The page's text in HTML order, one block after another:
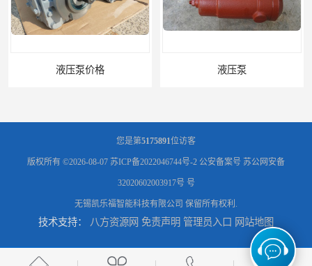
液压泵价格 液压泵
柱塞泵价格 液压泵报价
您是第5175891位访客
版权所有 ©2026-08-07 苏ICP备2022046744号-2 公安备案号 苏公网安备
32020602003917号 号
无锡凯乐福智能科技有限公司 保留所有权利.
技术支持： 八方资源网 免责声明 管理员入口 网站地图